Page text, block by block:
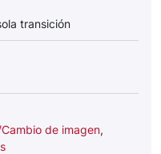
transición
de imagen,